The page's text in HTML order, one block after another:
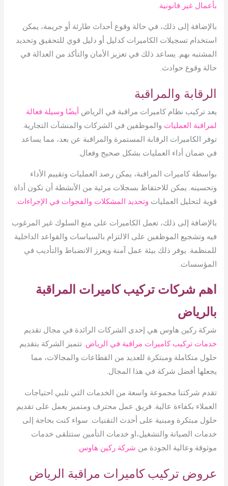
بأعمال غير قانونية.
بالإضافة إلى ذلك، في حالة وقوع أحداث طارئة أو جريمة، يمكن
استخدام تسجيلات الكاميرات كدليل أو دليل قوي للتحقيق وتحديد
المشتبه بهم. يساعد ذلك في تعزيز الأمان والتأكد من العدالة في
حالة وقوع حوادث.
الرقابة والمراقبة
يعد تركيب نظام كاميرات مراقبة في الرياض أيضًا وسيلة فعالة
لمراقبة العمليات والموظفين في الشركات والمنشآت التجارية.
توفر الكاميرات الرقابة المستمرة والمراقبة عن بعد، مما يساعد
في ضمان أداء العمليات بشكل صحيح وفعال.
بواسطة كاميرات المراقبة، يمكن رصد العمليات وتقييم الأداء
وتحسينه. يمكن للاحتفاظ بسجلات مرئية من الأنشطة أن تكون أداة
قوية لتحليل العمليات وتحديد المشكلات والفجوات في الإجراءات.
بالإضافة إلى ذلك، تعمل الكاميرات على منع السلوك غير المرغوب
فيه وتشجيع الموظفين على الالتزام بالسياسات والقواعد الداخلية
للمنظمة. يوفر ذلك بيئة عمل آمنة ويعزز الانضباط والتأديب في
المؤسسات.
اهمشركات تركيب كاميرات المراقبة
بالرياض
شركة ركين هاوس هي إحدى الشركات الرائدة في مجال تقديم
خدمات تركيب كاميرات مراقبة في الرياض. تتميز الشركة بتقديم
حلول متكاملة ومبتكرة للعديد من القطاعات والمجالات، مما
يجعلها أفضل شركة في هذا المجال.
تقدم شركتنا مجموعة واسعة من الخدمات التي تلبي احتياجات
العملاء بكفاءة عالية. فريق عمل محترف ومتميز يعمل على تقديم
حلول مبتكرة ومبنية على أحدث التقنيات. سواء كنت بحاجة إلى
خدمات الصيانة والتشغيل،او خدمات التأمين ستتلقى خدمات
موثوقة وعالية الجودة من شركة ركين هاوس.
عروض تركيب كاميرات مراقبة الرياض